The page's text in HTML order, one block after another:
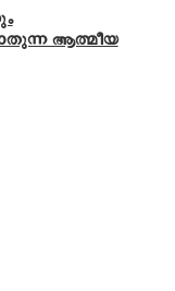
ആത്മീയ